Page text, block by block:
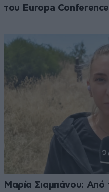
του Europa
Μαρία Σιαμπάνου: Από